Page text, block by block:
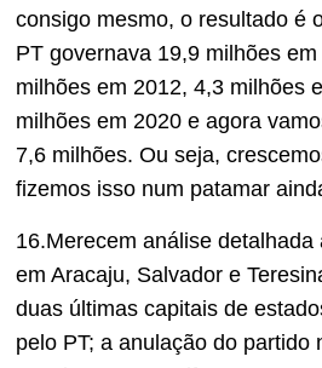
consigo mesmo, o resultado é
PT governava 19,9 milhões
milhões em 2012, 4,3 milhões
milhões em 2020 e agora
7,6 milhões. Ou seja,
fizemos isso num patamar
16.Merecem análise detalhada
em Aracaju, Salvador e
duas últimas capitais de
pelo PT; a anulação do partido